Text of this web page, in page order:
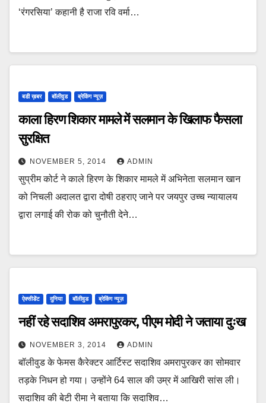
‘रंगरसिया’ कहानी है राजा रवि वर्मा…
बडी ख़बर बॉलीवुड ब्रेकिंग न्यूज़
काला हिरण शिकार मामले में सलमान के खिलाफ फैसला
सुरक्षित
NOVEMBER 5, 2014 ADMIN
सुप्रीम कोर्ट ने काले हिरण के शिकार मामले में अभिनेता सलमान खान
को निचली अदालत द्वारा दोषी ठहराए जाने पर जयपुर उच्च न्यायालय
द्वारा लगाई की रोक को चुनौती देने…
ऐक्सीडेंट दुनिया बॉलीवुड ब्रेकिंग न्यूज़
नहीं रहे सदाशिव अमरापुरकर, पीएम मोदी ने जताया दुःख
NOVEMBER 3, 2014 ADMIN
बॉलीवुड के फेमस कैरेक्टर आर्टिस्ट सदाशिव अमरापुरकर का सोमवार
तड़के निधन हो गया। उन्होंने 64 साल की उम्र में आखिरी सांस ली।
सदाशिव की बेटी रीमा ने बताया कि सदाशिव…